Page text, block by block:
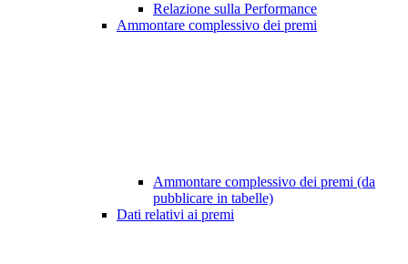
Relazione sulla Performance
Ammontare complessivo dei premi
Ammontare complessivo dei premi (da
pubblicare in tabelle)
Dati relativi ai premi